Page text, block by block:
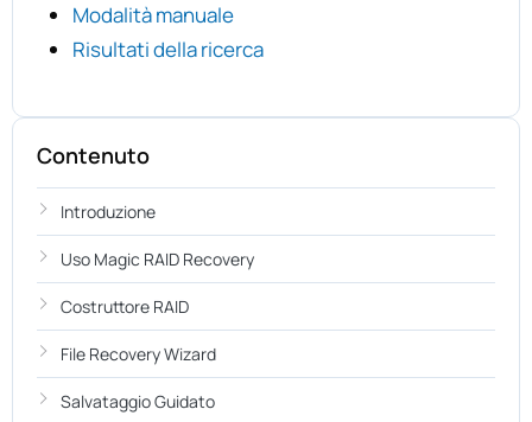
Modalità manuale
Risultati della ricerca
Contenuto
Introduzione
Uso Magic RAID Recovery
Costruttore RAID
File Recovery Wizard
Salvataggio Guidato